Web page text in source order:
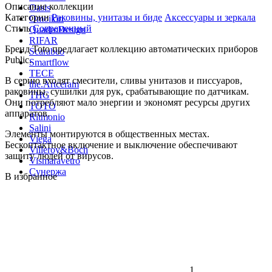
Oasis
Omoikiri
QuadroDesign
RIFAR
Scarabeo
Smartflow
TECE
the.Artceram
THG
TOTO
Ritmonio
Salini
Viega
Villeroy&Boch
Vismaravetro
Сунержа
Описание коллекции
Категории Раковины, унитазы и биде Аксессуары и зеркала
Стиль Современный
Бренд Toto предлагает коллекцию автоматических приборов
Public.
В серию входят смесители, сливы унитазов и писсуаров,
раковины, сушилки для рук, срабатывающие по датчикам.
Они потребляют мало энергии и экономят ресурсы других
аппаратов.
Элементы монтируются в общественных местах.
Бесконтактное включение и выключение обеспечивают
защиту людей от вирусов.
В избранное
1